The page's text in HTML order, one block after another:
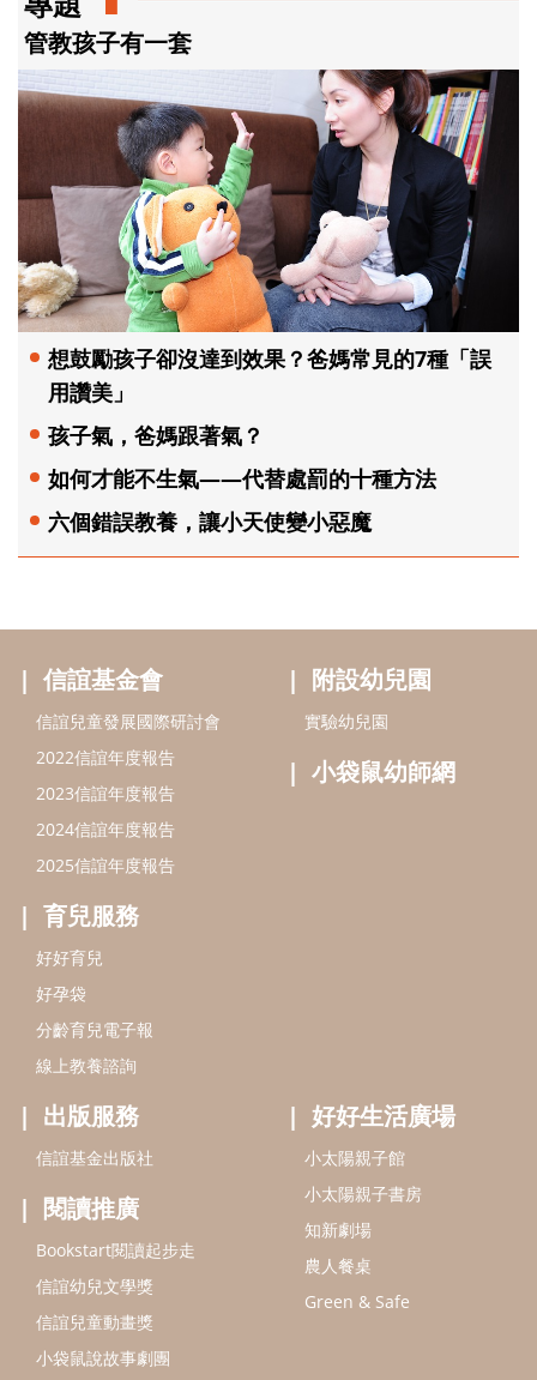
管教孩子有一套
想鼓勵孩子卻沒達到效果？爸媽常見的7種「誤
用讚美」
孩子氣，爸媽跟著氣？
如何才能不生氣——代替處罰的十種方法
六個錯誤教養，讓小天使變小惡魔
信誼基金會
信誼兒童發展國際研討會
2022信誼年度報告
2023信誼年度報告
2024信誼年度報告
2025信誼年度報告
育兒服務
好好育兒
好孕袋
分齡育兒電子報
線上教養諮詢
附設幼兒園
實驗幼兒園
小袋鼠幼師網
出版服務
信誼基金出版社
閱讀推廣
Bookstart閱讀起步走
信誼幼兒文學獎
信誼兒童動畫獎
小袋鼠說故事劇團
好好生活廣場
小太陽親子館
小太陽親子書房
知新劇場
農人餐桌
Green & Safe